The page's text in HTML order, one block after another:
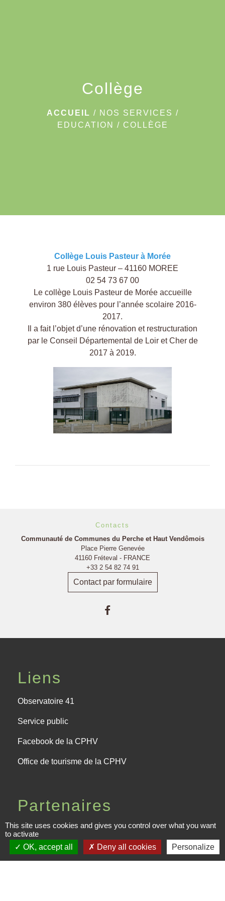
Collège
ACCUEIL / NOS SERVICES /
EDUCATION
/ COLLÈGE
Collège Louis Pasteur à Morée
1 rue Louis Pasteur – 41160 MOREE
02 54 73 67 00
Le collège Louis Pasteur de Morée accueille
environ 380 élèves pour l’année scolaire 2016-
2017.
Il a fait l’objet d’une rénovation et restructuration
par le Conseil Départemental de Loir et Cher de
2017 à 2019.
Contacts
Communauté de Communes du Perche et Haut Vendômois
Place Pierre Genevée
41160 Fréteval - FRANCE
+33 2 54 82 74 91
Contact par formulaire
Liens
Observatoire 41
Service public
Facebook de la CPHV
Office de tourisme de la CPHV
Partenaires
Departement Loir-et-Cher
Région Centre-Val de Loire
This site uses cookies and gives you control over what you want
to activate
OK, accept all
Deny all cookies Personalize